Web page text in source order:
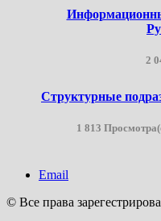
2
Структурные
1 813
Email
© Все права